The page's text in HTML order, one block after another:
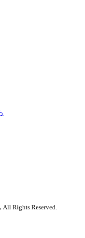
Rights Reserved.